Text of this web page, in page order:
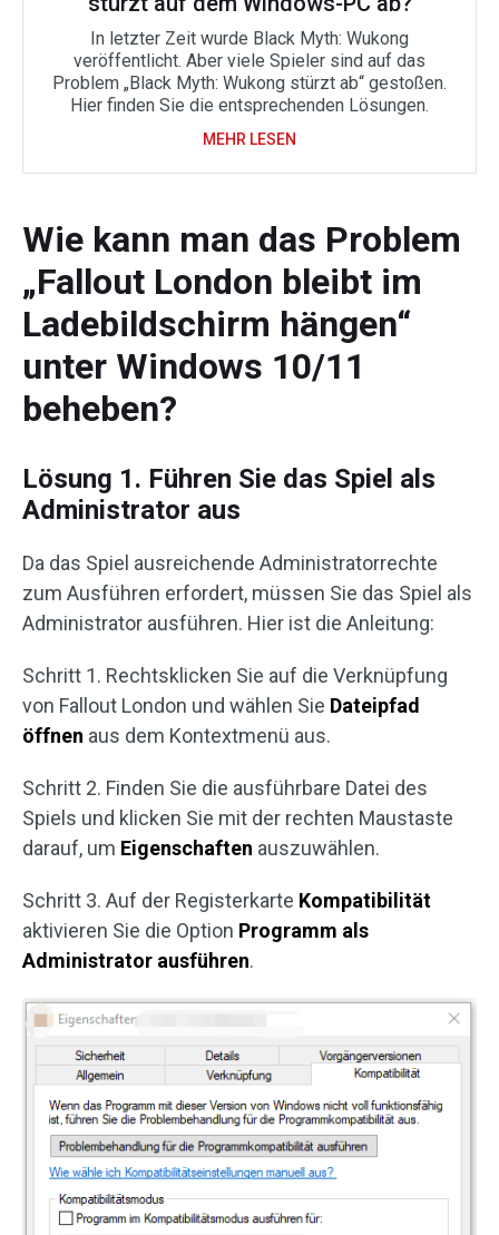
In letzter Zeit wurde Black Myth: Wukong
veröffentlicht. Aber viele Spieler sind auf das
Problem „Black Myth: Wukong stürzt ab“ gestoßen.
Hier finden Sie die entsprechenden Lösungen.
MEHR LESEN
Wie kann man das Problem
„Fallout London bleibt im
Ladebildschirm hängen“
unter Windows 10/11
beheben?
Lösung 1. Führen Sie das Spiel als
Administrator aus
Da das Spiel ausreichende Administratorrechte
zum Ausführen erfordert, müssen Sie das Spiel als
Administrator ausführen. Hier ist die Anleitung:
Schritt 1. Rechtsklicken Sie auf die Verknüpfung
von Fallout London und wählen Sie Dateipfad
öffnen aus dem Kontextmenü aus.
Schritt 2. Finden Sie die ausführbare Datei des
Spiels und klicken Sie mit der rechten Maustaste
darauf, um Eigenschaften auszuwählen.
Schritt 3. Auf der Registerkarte Kompatibilität
aktivieren Sie die Option Programm als
Administrator ausführen.